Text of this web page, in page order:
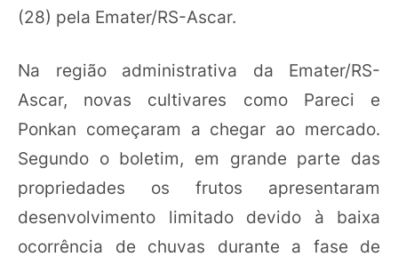
(28) pela Emater/RS-Ascar.
Na região administrativa da Emater/RS-
Ascar, novas cultivares como Pareci e
Ponkan começaram a chegar ao mercado.
Segundo o boletim, em grande parte das
propriedades os frutos apresentaram
desenvolvimento limitado devido à baixa
ocorrência de chuvas durante a fase de